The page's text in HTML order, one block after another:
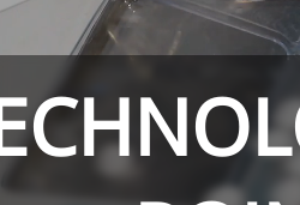
THS/PH210 THS/